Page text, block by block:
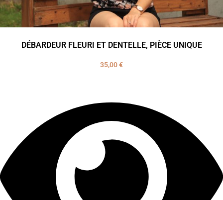
DÉBARDEUR FLEURI ET DENTELLE, PIÈCE UNIQUE
35,00€